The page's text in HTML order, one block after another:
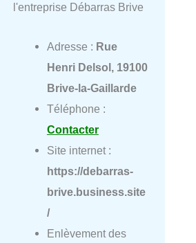
l'entreprise Débarras Brive
Adresse : Rue
Henri Delsol, 19100
Brive-la-Gaillarde
Téléphone :
Contacter
Site internet :
https://debarras-
brive.business.site
/
Enlèvement des